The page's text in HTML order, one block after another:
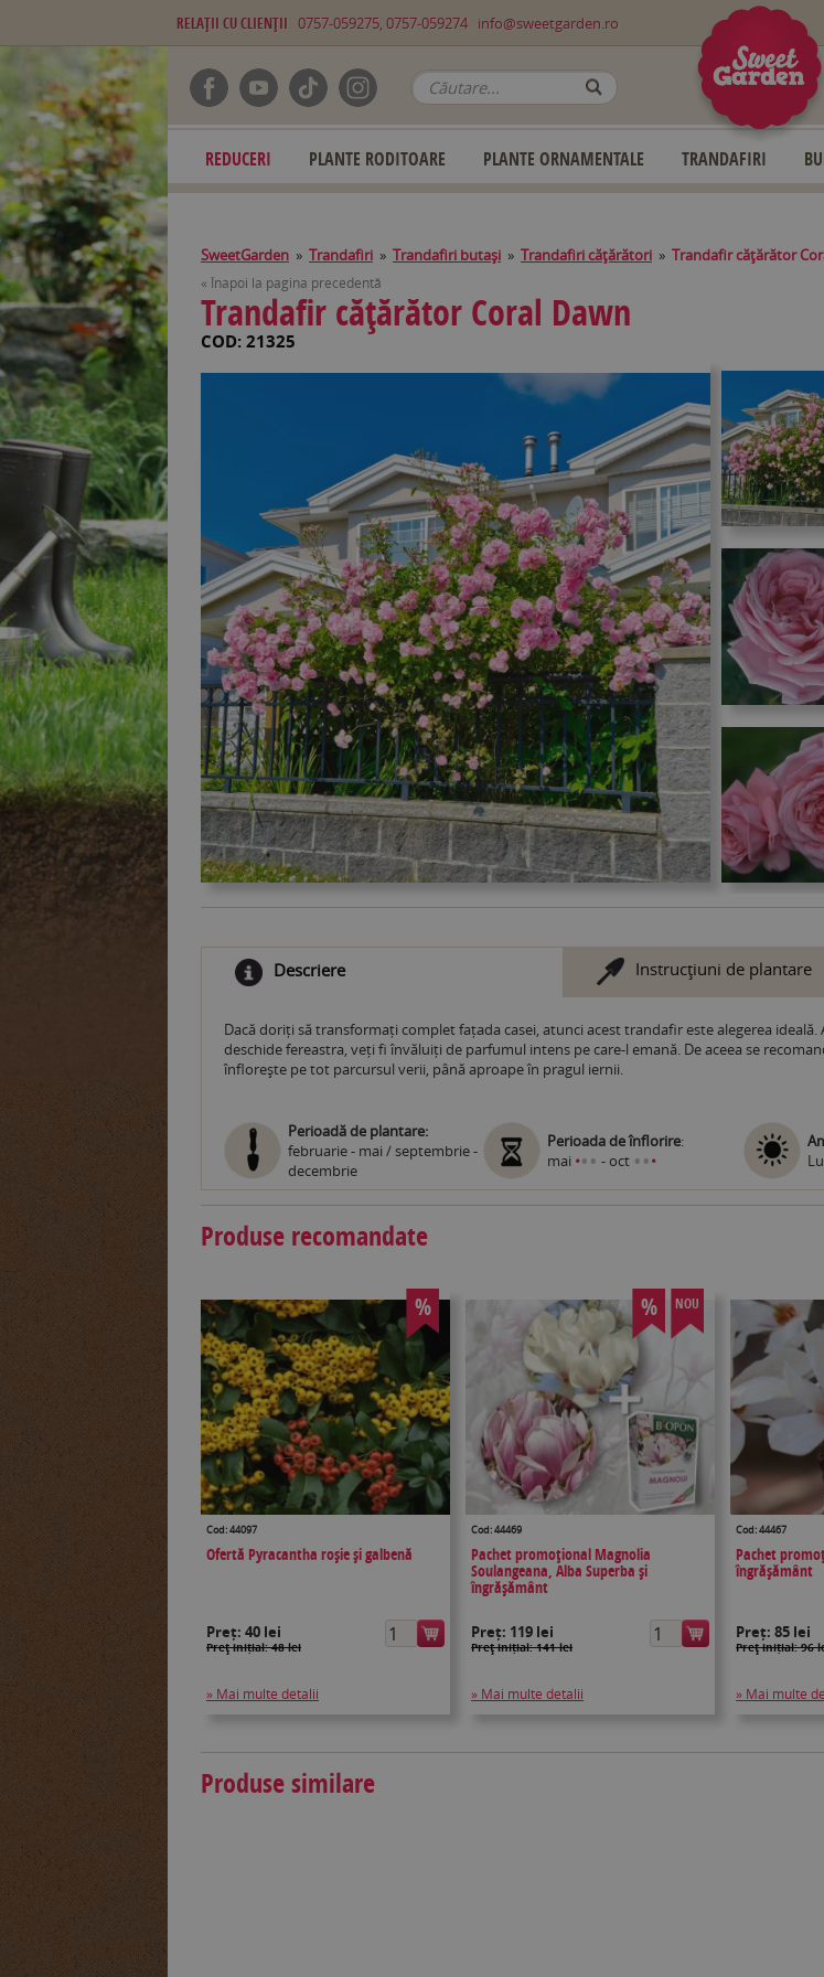
RELAŢII CU CLIENŢII 0757-059275, 0757-059274 info@sweetgarden.ro
REDUCERI PLANTE RODITOARE PLANTE ORNAMENTALE TRANDAFIRI
SweetGarden » Trandafiri » Trandafiri butași » Trandafiri căţărători » Trandafir căţărător
« Înapoi la pagina precedentă
Trandafir căţărător Coral Dawn
COD: 21325
Descriere Instrucţiuni de plantare
Dacă doriți să transformați complet fațada casei, atunci acest trandafir este alegerea
deschide fereastra, veți fi învăluiți de parfumul intens pe care-l emană. De aceea se
înflorește pe tot parcursul verii, până aproape în pragul iernii.
Perioadă de plantare:
februarie - mai / septembrie -
decembrie
Perioada de înflorire:
mai ••• - oct •••
Produse recomandate
%
Cod: 44097
Ofertă Pyracantha roșie și galbenă
Preț: 40 lei
Preţ inițial: 48 lei
» Mai multe detalii
% NOU
Cod: 44469
Pachet promoțional Magnolia
Soulangeana, Alba Superba și
îngrășământ
Preț: 119 lei
Preţ inițial: 141 lei
» Mai multe detalii
Cod: 44467
Pachet
îngrășământ
Preț:85 lei
Preţ inițial: 96
» Mai multe
Produse similare